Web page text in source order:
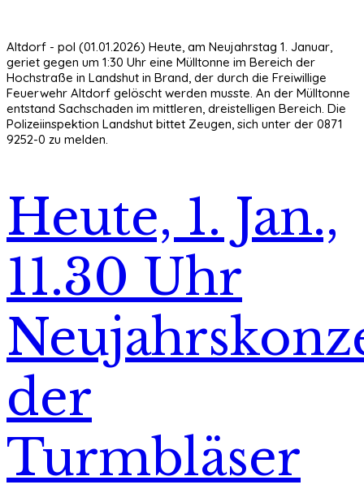
Altdorf - pol (01.01.2026) Heute, am Neujahrstag 1. Januar,
geriet gegen um 1:30 Uhr eine Mülltonne im Bereich der
Hochstraße in Landshut in Brand, der durch die Freiwillige
Feuerwehr Altdorf gelöscht werden musste. An der Mülltonne
entstand Sachschaden im mittleren, dreistelligen Bereich. Die
Polizeiinspektion Landshut bittet Zeugen, sich unter der 0871
9252-0 zu melden.
Heute, 1. Jan.,
11.30 Uhr
der
Turmbläser